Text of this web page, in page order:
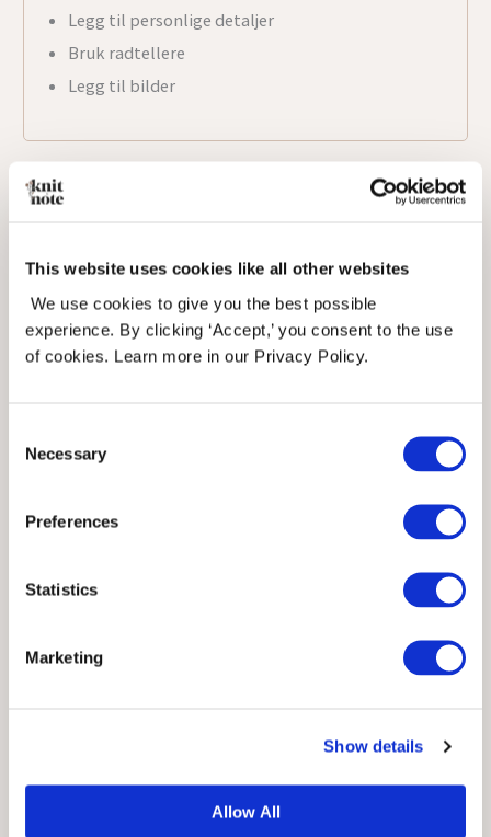
This website uses cookies like all other websites
We use cookies to give you the best possible
experience. By clicking ‘Accept,’ you consent to the use
of cookies. Learn more in our Privacy Policy.
Selection
Necessary
Preferences
Statistics
Marketing
Show details
Allow All
Legg til personlige detaljer
Bruk radtellere
Legg til bilder
Sveip mellom mønster og prosjektside
Legg til personlige detaljer
Bruk radtellere
Legg til personlige detaljer